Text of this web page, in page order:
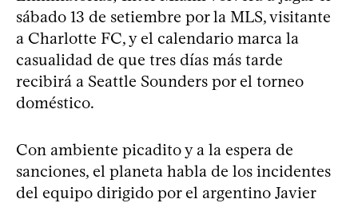
sábado 13 de setiembre por la MLS, visitante
a Charlotte FC, y el calendario marca la
casualidad de que tres días más tarde
recibirá a Seattle Sounders por el torneo
doméstico.
Con ambiente picadito y a la espera de
sanciones, el planeta habla de los incidentes
del equipo dirigido por el argentino Javier